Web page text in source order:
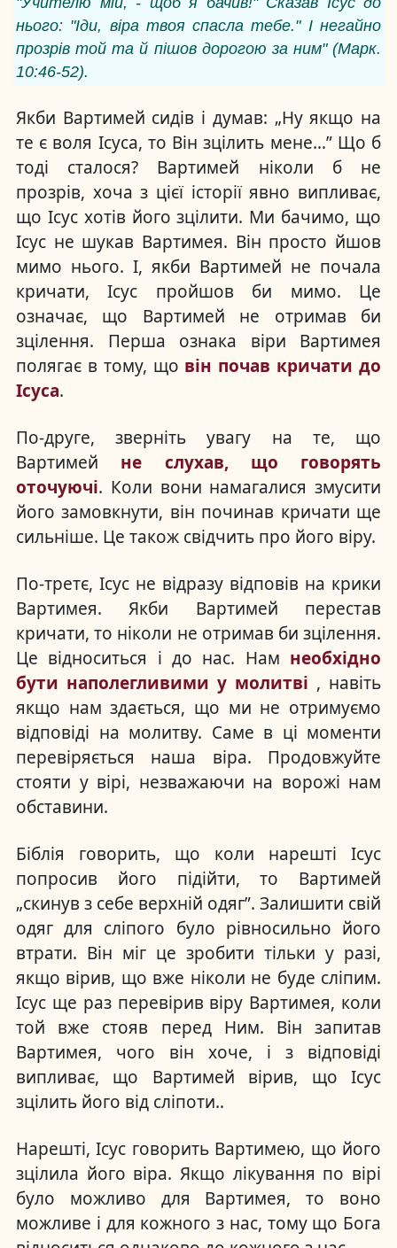
нього: "Іди, віра твоя спасла тебе." І негайно
прозрів той та й пішов дорогою за ним" (Марк.
10:46-52).
Якби Вартимей сидів і думав: „Ну якщо на
те є воля Ісуса, то Він зцілить мене…” Що б
тоді сталося? Вартимей ніколи б не
прозрів, хоча з цієї історії явно випливає,
що Ісус хотів його зцілити. Ми бачимо, що
Ісус не шукав Вартимея. Він просто йшов
мимо нього. І, якби Вартимей не почала
кричати, Ісус пройшов би мимо. Це
означає, що Вартимей не отримав би
зцілення. Перша ознака віри Вартимея
полягає в тому, що він почав кричати до
Ісуса.
По-друге, зверніть увагу на те, що
Вартимей не слухав, що говорять
оточуючі. Коли вони намагалися змусити
його замовкнути, він починав кричати ще
сильніше. Це також свідчить про його віру.
По-третє, Ісус не відразу відповів на крики
Вартимея. Якби Вартимей перестав
кричати, то ніколи не отримав би зцілення.
Це відноситься і до нас. Нам необхідно
бути наполегливими у молитві , навіть
якщо нам здається, що ми не отримуємо
відповіді на молитву. Саме в ці моменти
перевіряється наша віра. Продовжуйте
стояти у вірі, незважаючи на ворожі нам
обставини.
Біблія говорить, що коли нарешті Ісус
попросив його підійти, то Вартимей
„скинув з себе верхній одяг”. Залишити свій
одяг для сліпого було рівносильно його
втрати. Він міг це зробити тільки у разі,
якщо вірив, що вже ніколи не буде сліпим.
Ісус ще раз перевірив віру Вартимея, коли
той вже стояв перед Ним. Він запитав
Вартимея, чого він хоче, і з відповіді
випливає, що Вартимей вірив, що Ісус
зцілить його від сліпоти..
Нарешті, Ісус говорить Вартимею, що його
зцілила його віра. Якщо лікування по вірі
було можливо для Вартимея, то воно
можливе і для кожного з нас, тому що Бога